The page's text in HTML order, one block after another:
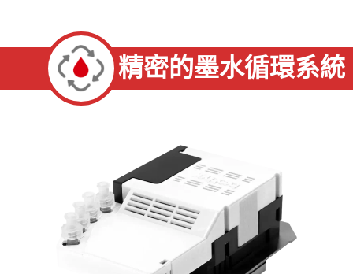
精密的墨水循環系統